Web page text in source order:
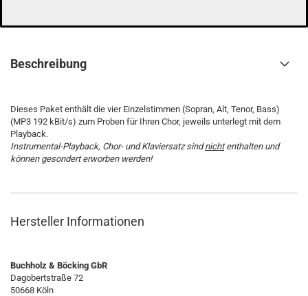
Beschreibung
Dieses Paket enthält die vier Einzelstimmen (Sopran, Alt, Tenor, Bass)
(MP3 192 kBit/s) zum Proben für Ihren Chor, jeweils unterlegt mit dem
Playback.
Instrumental-Playback, Chor- und Klaviersatz sindnichtenthalten und
können gesondert erworben werden!
Hersteller Informationen
Buchholz & Böcking GbR
Dagobertstraße 72
50668 Köln